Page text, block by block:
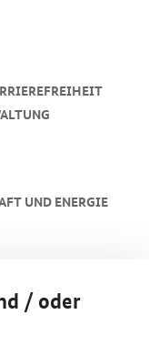
UND ENERGIE
/ oder